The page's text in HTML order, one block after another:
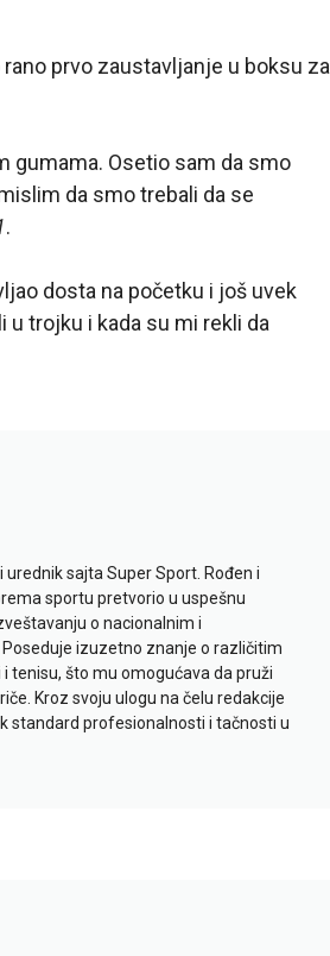
prvo zaustavljanje u boksu za
gumama. Osetio sam da smo
da smo trebali da se
.
dosta na početku i još uvek
trojku i kada su mi rekli da
sajta Super Sport. Rođen i
sportu pretvorio u uspešnu
o nacionalnim i
izuzetno znanje o različitim
tenisu, što mu omogućava da pruži
Kroz svoju ulogu na čelu redakcije
standard profesionalnosti i tačnosti u